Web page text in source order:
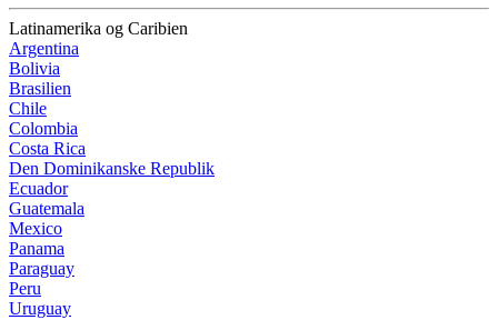
Latinamerika og Caribien
Argentina
Bolivia
Brasilien
Chile
Colombia
Costa Rica
Den Dominikanske Republik
Ecuador
Guatemala
Mexico
Panama
Paraguay
Peru
Uruguay